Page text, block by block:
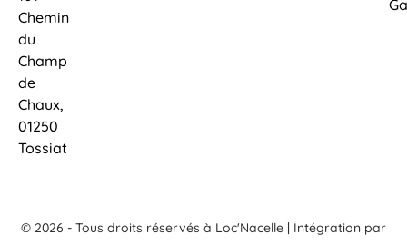
Chemin
du
Champ
de
Chaux,
01250
Tossiat
© 2026 - Tous droits réservés à Loc'Nacelle | Intégration par